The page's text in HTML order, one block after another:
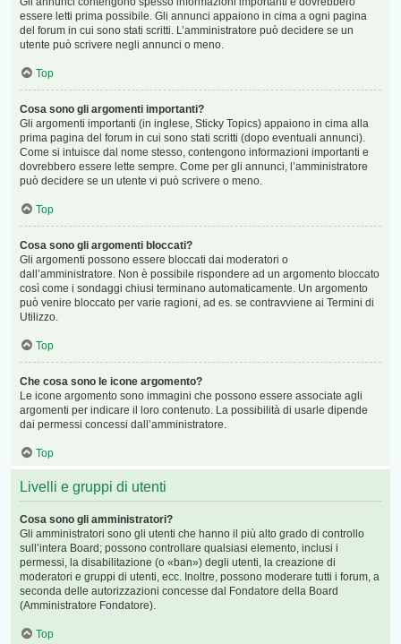
essere letti prima possibile. Gli annunci appaiono in cima a ogni pagina
del forum in cui sono stati scritti. L’amministratore può decidere se un
utente può scrivere negli annunci o meno.
Top
Cosa sono gli argomenti importanti?
Gli argomenti importanti (in inglese, Sticky Topics) appaiono in cima alla
prima pagina del forum in cui sono stati scritti (dopo eventuali annunci).
Come si intuisce dal nome stesso, contengono informazioni importanti e
dovrebbero essere lette sempre. Come per gli annunci, l’amministratore
può decidere se un utente vi può scrivere o meno.
Top
Cosa sono gli argomenti bloccati?
Gli argomenti possono essere bloccati dai moderatori o
dall’amministratore. Non è possibile rispondere ad un argomento bloccato
così come i sondaggi chiusi terminano automaticamente. Un argomento
può venire bloccato per varie ragioni, ad es. se contravviene ai Termini di
Utilizzo.
Top
Che cosa sono le icone argomento?
Le icone argomento sono immagini che possono essere associate agli
argomenti per indicare il loro contenuto. La possibilità di usarle dipende
dai permessi concessi dall’amministratore.
Top
Livelli e gruppi di utenti
Cosa sono gli amministratori?
Gli amministratori sono gli utenti che hanno il più alto grado di controllo
sull’intera Board; possono controllare qualsiasi elemento, inclusi i
permessi, la disabilitazione (o «ban») degli utenti, la creazione di
moderatori e gruppi di utenti, ecc. Inoltre, possono moderare tutti i forum, a
seconda delle autorizzazioni concesse dal Fondatore della Board
(Amministratore Fondatore).
Top